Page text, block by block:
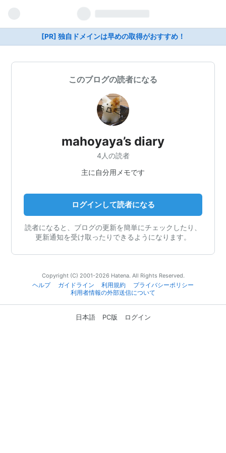
[PR] 独自ドメインは早めの取得がおすすめ！
このブログの読者になる
mahoyaya’s diary
4人の読者
主に自分用メモです
ログインして読者になる
読者になると、ブログの更新を簡単にチェックしたり、
更新通知を受け取ったりできるようになります。
Copyright (C) 2001-2026 Hatena. All Rights Reserved.
ヘルプ
ガイドライン 利用規約
プライバシーポリシー
利用者情報の外部送信について
日本語 PC版 ログイン